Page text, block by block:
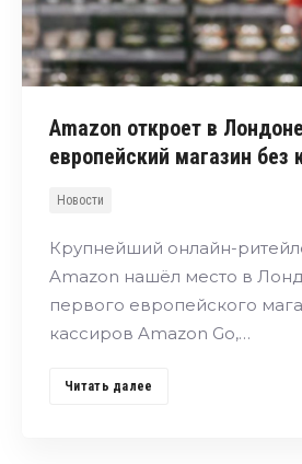
Amazon откроет в
европейский магазин без
Новости
Крупнейший онлайн-
Amazon нашёл место в
первого европейского
кассиров Amazon Go,…
Читать далее